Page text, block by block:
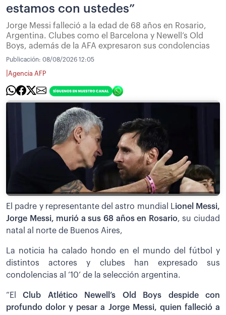
estamos con ustedes”
Jorge Messi falleció a la edad de 68 años en Rosario,
Argentina. Clubes como el Barcelona y Newell’s Old
Boys, además de la AFA expresaron sus condolencias
Publicación: 08/08/2026 12:05
Agencia AFP
El padre y representante del astro mundial Lionel Messi,
Jorge Messi, murió a sus 68 años en Rosario, su ciudad
natal al norte de Buenos Aires,
La noticia ha calado hondo en el mundo del fútbol y
distintos actores y clubes han expresado sus
condolencias al ‘10’ de la selección argentina.
“El
Club Atlético Newell’s Old Boys despide con
profundo dolor y pesar a Jorge Messi, quien falleció a